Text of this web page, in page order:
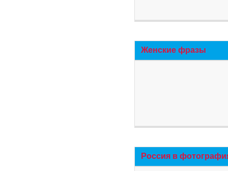
Женские фразы
Россия в